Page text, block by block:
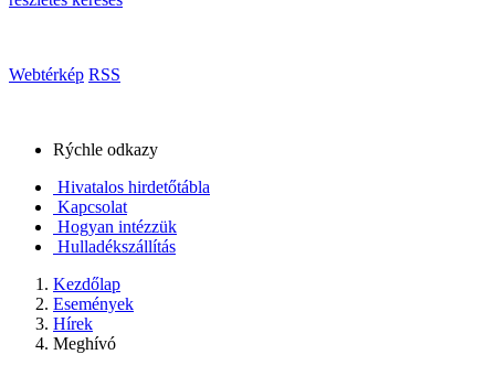
Webtérkép RSS
Rýchle odkazy
Hivatalos hirdetőtábla
Kapcsolat
Hogyan intézzük
Hulladékszállítás
Kezdőlap
Események
Hírek
Meghívó